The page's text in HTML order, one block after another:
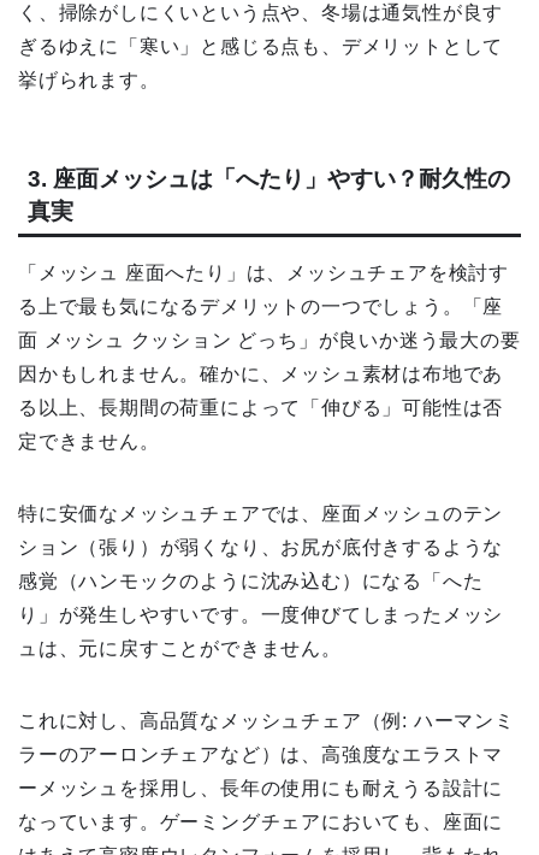
く、掃除がしにくいという点や、冬場は通気性が良す
ぎるゆえに「寒い」と感じる点も、デメリットとして
挙げられます。
3. 座面メッシュは「へたり」やすい？耐久性の
真実
「メッシュ 座面へたり」は、メッシュチェアを検討す
る上で最も気になるデメリットの一つでしょう。「座
面 メッシュ クッション どっち」が良いか迷う最大の要
因かもしれません。確かに、メッシュ素材は布地であ
る以上、長期間の荷重によって「伸びる」可能性は否
定できません。
特に安価なメッシュチェアでは、座面メッシュのテン
ション（張り）が弱くなり、お尻が底付きするような
感覚（ハンモックのように沈み込む）になる「へた
り」が発生しやすいです。一度伸びてしまったメッシ
ュは、元に戻すことができません。
これに対し、高品質なメッシュチェア（例: ハーマンミ
ラーのアーロンチェアなど）は、高強度なエラストマ
ーメッシュを採用し、長年の使用にも耐えうる設計に
なっています。ゲーミングチェアにおいても、座面に